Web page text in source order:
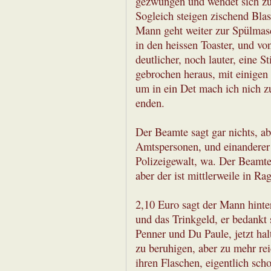
Sogleich steigen zischend
Mann geht weiter zur
in den heissen Toaster, und
deutlicher, noch lauter, eine
gebrochen heraus, mit
um in ein Det mach ich nich
enden.
Der Beamte sagt gar nichts,
Amtspersonen, und
Polizeigewalt, wa. Der
aber der ist mittlerweile in
2,10 Euro sagt der Mann
und das Trinkgeld, er
Penner und Du Paule, jetzt
zu beruhigen, aber zu mehr
ihren Flaschen, eigentlich